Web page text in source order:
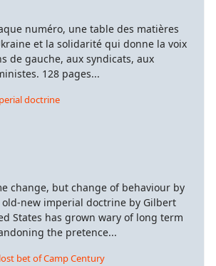
numéro, une table des matières
et la solidarité qui donne la voix
de gauche, aux syndicats, aux
128 pages...
doctrine
change, but change of behaviour by
old-new imperial doctrine by Gilbert
States has grown wary of long term
the pretence...
bet of Camp Century